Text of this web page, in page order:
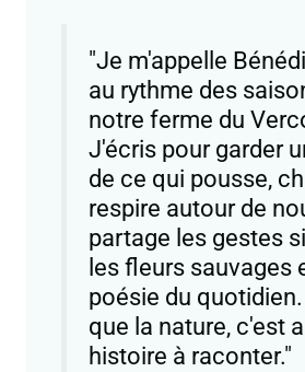
"Je m'appelle
au rythme des
notre ferme du
J'écris pour garder
de ce qui pousse,
respire autour de
partage les gestes
les fleurs sauvages
poésie du
que la nature, c'est
histoire à raconter."